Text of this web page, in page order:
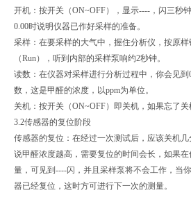
开机：按开关（ON~OFF），显示----，闪三秒
0.00时说明仪器已作好采样的准备。
采样：在要采样的大气中，握住分析仪，按原样
（Run），听到内部的采样泵响约2秒钟。
读数：在仪器对采样进行分析过程中，你会见
数，这是甲醛的浓度，以ppm为单位。
关机：按开关（ON~OFF）即关机，如果忘了关
3.2传感器的复位阶段
传感器的复位：在经过一次测试后，应该关机
说甲醛浓度越高，需要复位的时间会长，如果
量，可见到----闪，并且采样泵将不会工作，当
器已经复位，这时方可进行下一次的测量。